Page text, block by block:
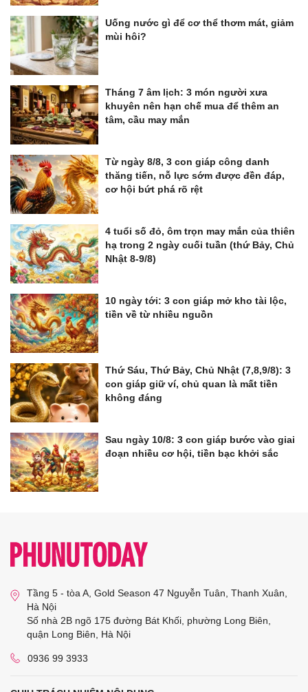
Uống nước gì để cơ thể thơm mát, giảm
mùi hôi?
Tháng 7 âm lịch: 3 món người xưa
khuyên nên hạn chế mua để thêm an
tâm, cầu may mắn
Từ ngày 8/8, 3 con giáp công danh
thăng tiến, nỗ lực sớm được đền đáp,
cơ hội bứt phá rõ rệt
4 tuổi số đỏ, ôm trọn may mắn của thiên
hạ trong 2 ngày cuối tuần (thứ Bảy, Chủ
Nhật 8-9/8)
10 ngày tới: 3 con giáp mở kho tài lộc,
tiền về từ nhiều nguồn
Thứ Sáu, Thứ Bảy, Chủ Nhật (7,8,9/8): 3
con giáp giữ ví, chủ quan là mất tiền
không đáng
Sau ngày 10/8: 3 con giáp bước vào giai
đoạn nhiều cơ hội, tiền bạc khởi sắc
Tầng 5 - tòa A, Gold Season 47 Nguyễn Tuân, Thanh Xuân,
Hà Nội
Số nhà 2B ngõ 175 đường Bát Khối, phường Long Biên,
quận Long Biên, Hà Nội
0936 99 3933